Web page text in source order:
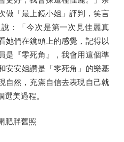
做「最上鏡小姐」評判，笑言
：「今次是第一次見佳麗真
她們在鏡頭上的感覺，記得以
是『零死角』，我會用這個準
安安姐讚是「零死角」的樂基
自然，充滿自信去表現自己就
美過程。
胖舊照